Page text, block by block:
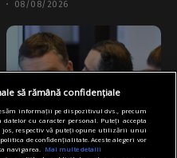
08/08/2026
să rămână confidențiale
informații pe dispozitivul dvs., precum
cu caracter personal. Puteți accepta
respectiv vă puteți opune utilizării unui
de confidențialitate. Aceste alegeri vor
navigarea.
Mai multe detalii